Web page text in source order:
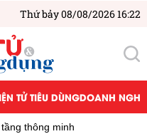
Thứ bảy 08/08/2026 16:22
TỬ TIÊU DÙNGDOANH
tầng thông minh